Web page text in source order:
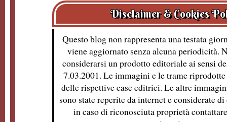
Disclaimer & Cookies
Questo blog non rappresenta una testata
viene aggiornato senza alcuna periodicità.
considerarsi un prodotto editoriale ai sensi
7.03.2001. Le immagini e le trame
delle rispettive case editrici. Le altre
sono state reperite da internet e considerate
in caso di riconosciuta proprietà